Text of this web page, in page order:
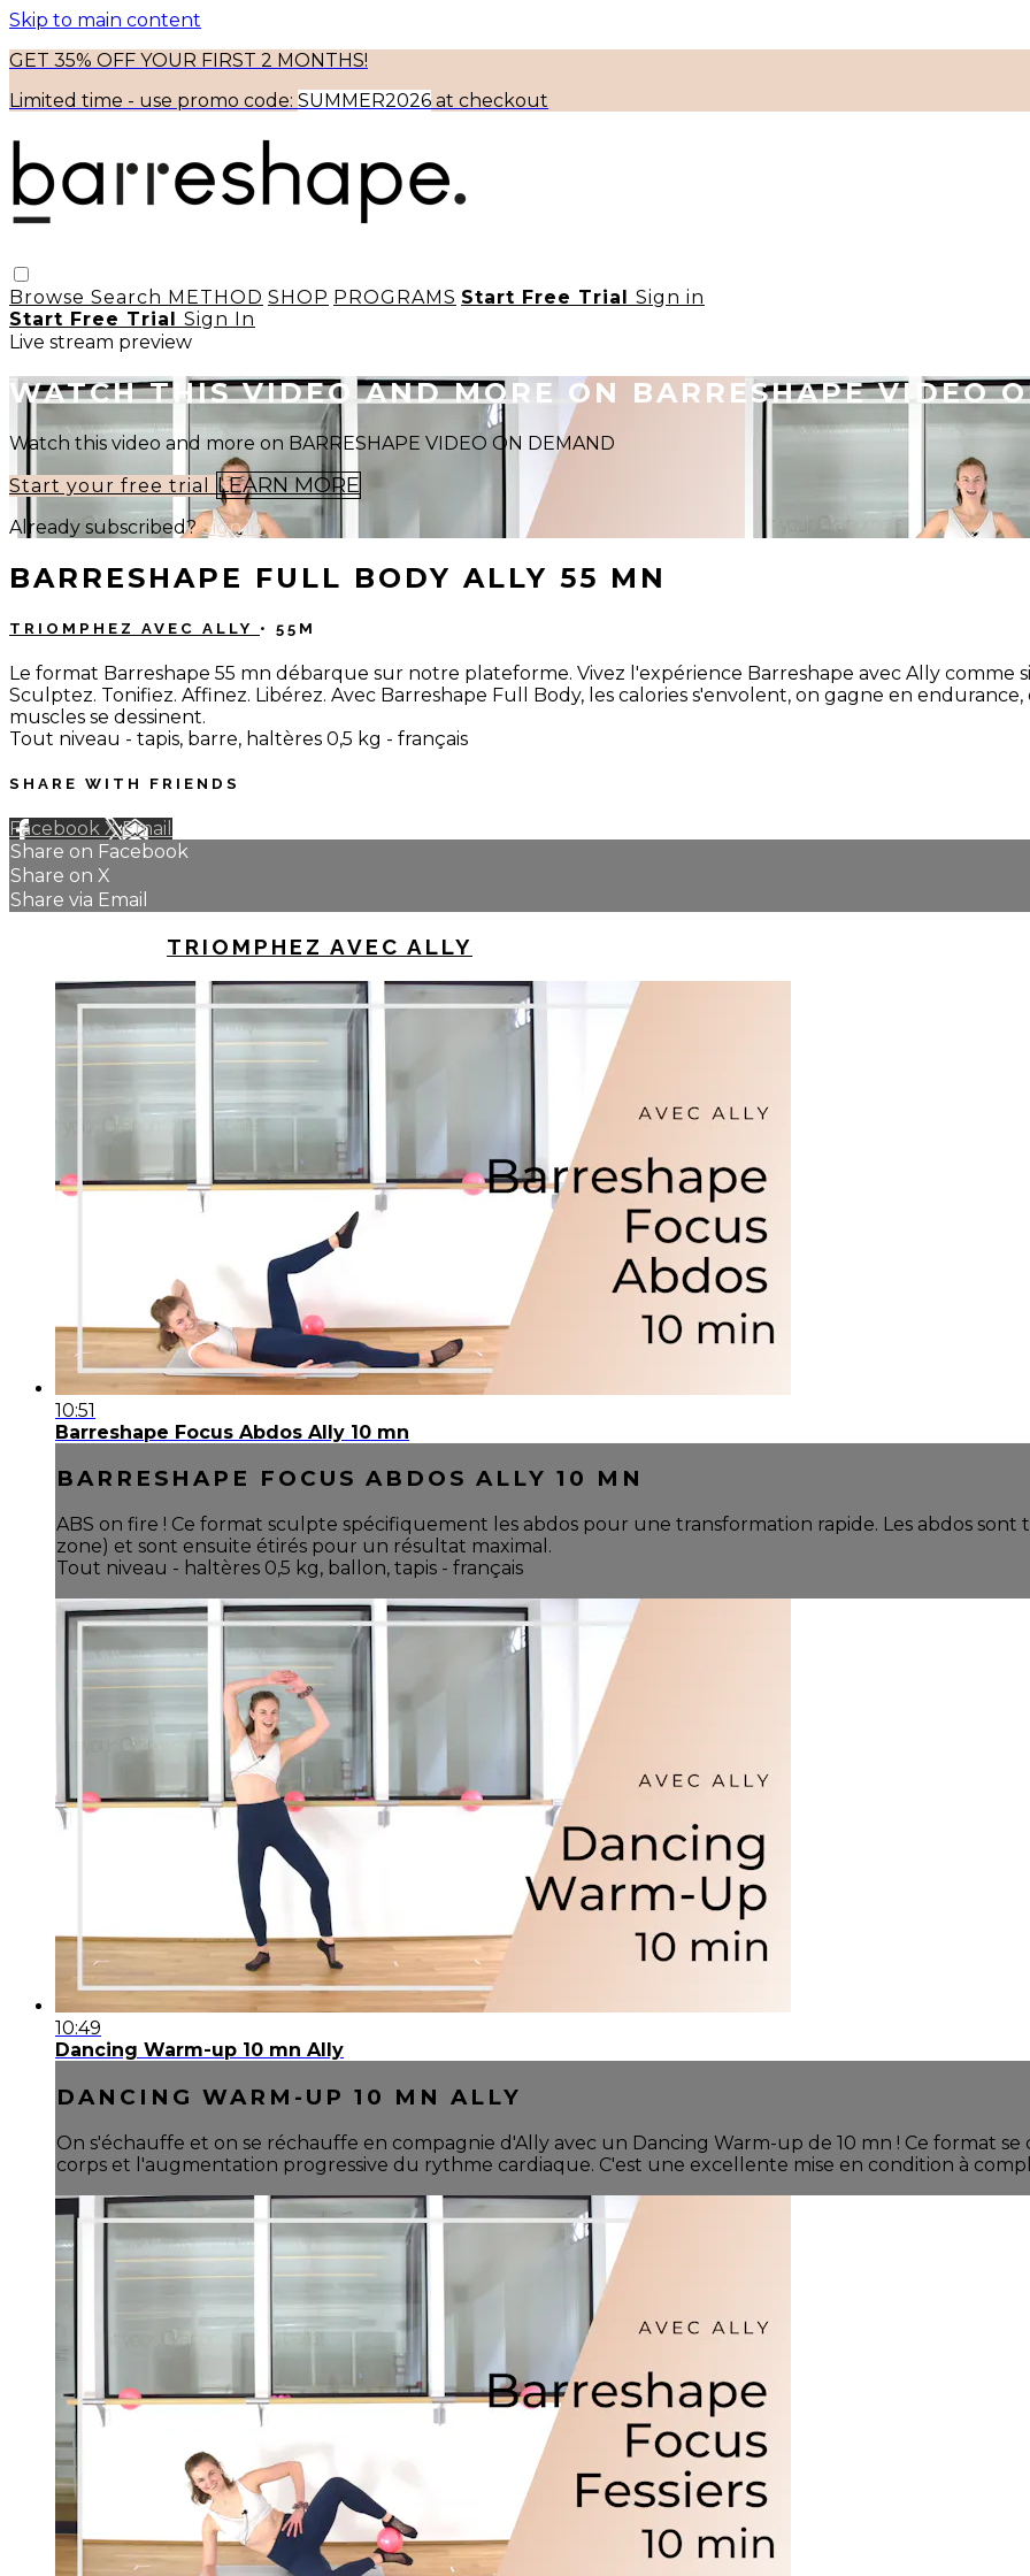
Skip to main content
GET 35% OFF YOUR FIRST 2 MONTHS!
Limited time - use promo code: SUMMER2026 at checkout
Browse Search METHOD SHOP PROGRAMS Start Free Trial Sign in
Start Free Trial Sign In
Live stream preview
WATCH THIS VIDEO AND MORE ON BARRESHAPE VIDEO
Watch this video and more on BARRESHAPE VIDEO ON DEMAND
Start your free trial LEARN MORE
Already subscribed?Sign in
BARRESHAPE FULL BODY ALLY 55 MN
TRIOMPHEZ AVEC ALLY • 55M
Le format Barreshape 55 mn débarque sur notre plateforme. Vivez l'expérience Barreshape avec Ally comme
Sculptez. Tonifiez. Affinez. Libérez. Avec Barreshape Full Body, les calories s'envolent, on gagne en
muscles se dessinent.
Tout niveau - tapis, barre, haltères 0,5 kg - français
SHARE WITH FRIENDS
Facebook XEmail
Share on Facebook
Share on X
Share via Email
TRIOMPHEZ AVEC ALLY
10:51
Barreshape Focus Abdos Ally 10 mn
BARRESHAPE FOCUS ABDOS ALLY 10 MN
ABS on fire ! Ce format sculpte spécifiquement les abdos pour une transformation rapide. Les abdos
zone) et sont ensuite étirés pour un résultat maximal.
Tout niveau - haltères 0,5 kg, ballon, tapis - français
10:49
Dancing Warm-up 10 mn Ally
DANCING WARM-UP 10 MN ALLY
On s'échauffe et on se réchauffe en compagnie d'Ally avec un Dancing Warm-up de 10 mn ! Ce format
corps et l'augmentation progressive du rythme cardiaque. C'est une excellente mise en condition à